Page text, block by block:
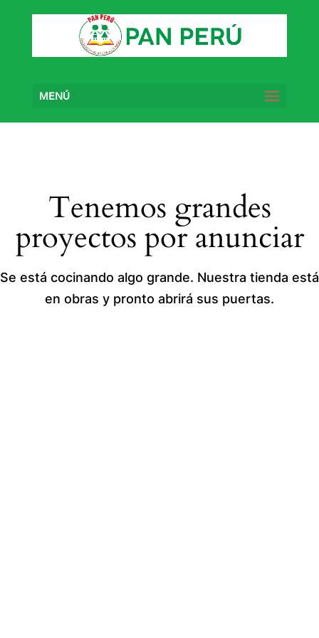
MENÚ
Tenemos grandes
proyectos por anunciar
Se está cocinando algo grande. Nuestra tienda está
en obras y pronto abrirá sus puertas.